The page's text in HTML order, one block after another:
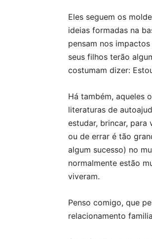
Eles seguem os
ideias formadas na
pensam nos
seus filhos terão
costumam dizer:
Há também, aqueles
literaturas de
estudar, brincar, para
ou de errar é tão
algum sucesso) no
normalmente estão
viveram.
Penso comigo, que
relacionamento